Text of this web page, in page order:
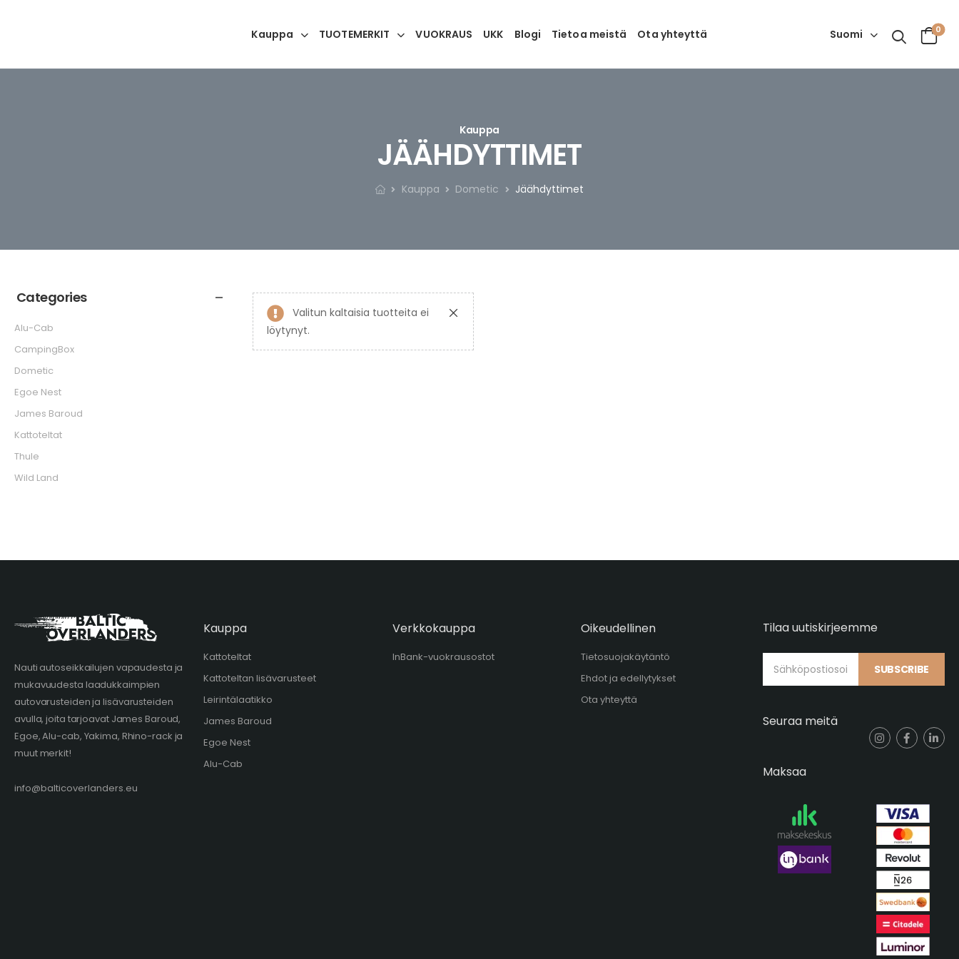
Kauppa TUOTEMERKIT VUOKRAUS UKK Blogi Tietoa meistä Ota yhteyttä Suomi 0
Kauppa
JÄÄHDYTTIMET
Kauppa Dometic Jäähdyttimet
Categories
Alu-Cab
CampingBox
Dometic
Egoe Nest
James Baroud
Kattoteltat
Thule
Wild Land
Valitun kaltaisia tuotteita ei
löytynyt.
Nauti autoseikkailujen vapaudesta ja
mukavuudesta laadukkaimpien
autovarusteiden ja lisävarusteiden
avulla, joita tarjoavat James Baroud,
Egoe, Alu-cab, Yakima, Rhino-rack ja
muut merkit!
info@balticoverlanders.eu
Kauppa
Kattoteltat
Kattoteltan lisävarusteet
Leirintälaatikko
James Baroud
Egoe Nest
Alu-Cab
Verkkokauppa
InBank-vuokrausostot
Oikeudellinen
Tietosuojakäytäntö
Ehdot ja edellytykset
Ota yhteyttä
Tilaa uutiskirjeemme
SUBSCRIBE
Seuraa meitä
Maksaa